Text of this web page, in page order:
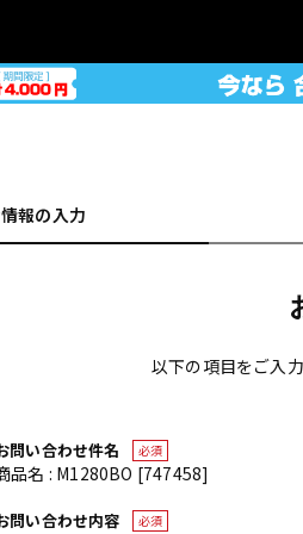
情報の入力
以下の項目をご入
問い合わせ件名 必須
品名 : M1280BO [747458]
問い合わせ内容 必須